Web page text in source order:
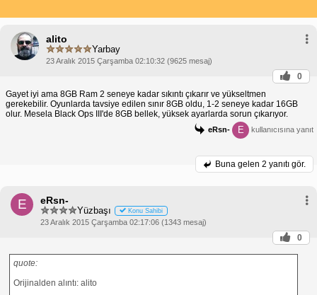
alito
Yarbay
23 Aralık 2015 Çarşamba 02:10:32 (9625 mesaj)
0
Gayet iyi ama 8GB Ram 2 seneye kadar sıkıntı çıkarır ve yükseltmen
gerekebilir. Oyunlarda tavsiye edilen sınır 8GB oldu, 1-2 seneye kadar 16GB
olur. Mesela Black Ops III'de 8GB bellek, yüksek ayarlarda sorun çıkarıyor.
eRsn- E kullanıcısına yanıt
Buna gelen 2 yanıtı gör.
E eRsn-
Yüzbaşı Konu Sahibi
23 Aralık 2015 Çarşamba 02:17:06 (1343 mesaj)
0
quote:
Orijinalden alıntı: alito